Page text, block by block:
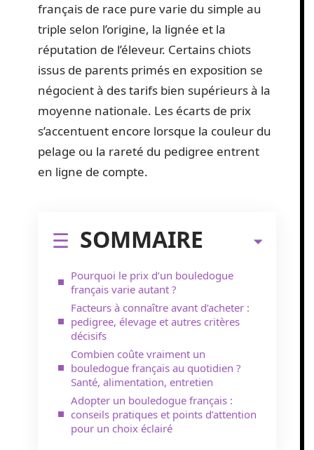
français de race pure varie du simple au
triple selon l’origine, la lignée et la
réputation de l’éleveur. Certains chiots
issus de parents primés en exposition se
négocient à des tarifs bien supérieurs à la
moyenne nationale. Les écarts de prix
s’accentuent encore lorsque la couleur du
pelage ou la rareté du pedigree entrent
en ligne de compte.
SOMMAIRE
Pourquoi le prix d’un bouledogue
français varie autant ?
Facteurs à connaître avant d’acheter :
pedigree, élevage et autres critères
décisifs
Combien coûte vraiment un
bouledogue français au quotidien ?
Santé, alimentation, entretien
Adopter un bouledogue français :
conseils pratiques et points d’attention
pour un choix éclairé